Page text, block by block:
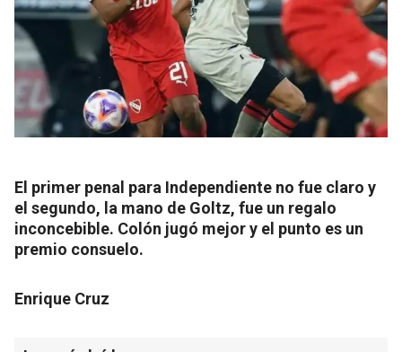
El primer penal para Independiente no fue claro y
el segundo, la mano de Goltz, fue un regalo
inconcebible. Colón jugó mejor y el punto es un
premio consuelo.
Enrique Cruz